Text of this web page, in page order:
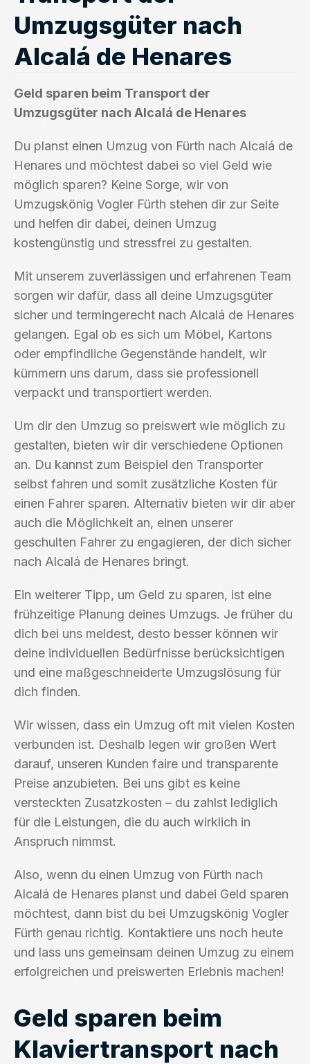
Umzugsgüter nach
Alcalá de Henares
Geld sparen beim Transport der
Umzugsgüter nach Alcalá de Henares
Du planst einen Umzug von Fürth nach Alcalá de
Henares und möchtest dabei so viel Geld wie
möglich sparen? Keine Sorge, wir von
Umzugskönig Vogler Fürth stehen dir zur Seite
und helfen dir dabei, deinen Umzug
kostengünstig und stressfrei zu gestalten.
Mit unserem zuverlässigen und erfahrenen Team
sorgen wir dafür, dass all deine Umzugsgüter
sicher und termingerecht nach Alcalá de Henares
gelangen. Egal ob es sich um Möbel, Kartons
oder empfindliche Gegenstände handelt, wir
kümmern uns darum, dass sie professionell
verpackt und transportiert werden.
Um dir den Umzug so preiswert wie möglich zu
gestalten, bieten wir dir verschiedene Optionen
an. Du kannst zum Beispiel den Transporter
selbst fahren und somit zusätzliche Kosten für
einen Fahrer sparen. Alternativ bieten wir dir aber
auch die Möglichkeit an, einen unserer
geschulten Fahrer zu engagieren, der dich sicher
nach Alcalá de Henares bringt.
Ein weiterer Tipp, um Geld zu sparen, ist eine
frühzeitige Planung deines Umzugs. Je früher du
dich bei uns meldest, desto besser können wir
deine individuellen Bedürfnisse berücksichtigen
und eine maßgeschneiderte Umzugslösung für
dich finden.
Wir wissen, dass ein Umzug oft mit vielen Kosten
verbunden ist. Deshalb legen wir großen Wert
darauf, unseren Kunden faire und transparente
Preise anzubieten. Bei uns gibt es keine
versteckten Zusatzkosten – du zahlst lediglich
für die Leistungen, die du auch wirklich in
Anspruch nimmst.
Also, wenn du einen Umzug von Fürth nach
Alcalá de Henares planst und dabei Geld sparen
möchtest, dann bist du bei Umzugskönig Vogler
Fürth genau richtig. Kontaktiere uns noch heute
und lass uns gemeinsam deinen Umzug zu einem
erfolgreichen und preiswerten Erlebnis machen!
Geld sparen beim
Klaviertransport nach